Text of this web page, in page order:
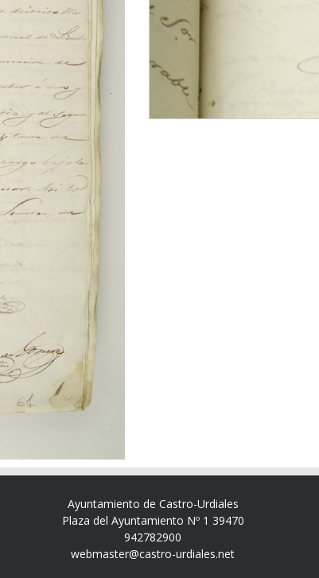
Ayuntamiento de Castro-Urdiales
Plaza del Ayuntamiento Nº 1 39470
942782900
webmaster@castro-urdiales.net